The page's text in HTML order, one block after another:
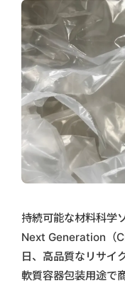
持続可能な材料科学
Next Generation（
日、高品質なリサイ
軟質容器包装用途で